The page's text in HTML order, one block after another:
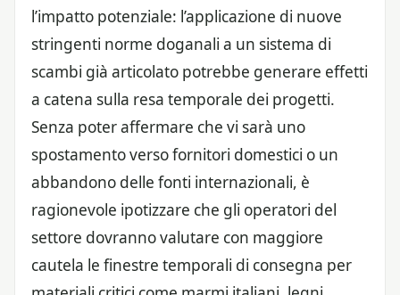
l’impatto potenziale: l’applicazione di nuove
stringenti norme doganali a un sistema di
scambi già articolato potrebbe generare effetti
a catena sulla resa temporale dei progetti.
Senza poter affermare che vi sarà uno
spostamento verso fornitori domestici o un
abbandono delle fonti internazionali, è
ragionevole ipotizzare che gli operatori del
settore dovranno valutare con maggiore
cautela le finestre temporali di consegna per